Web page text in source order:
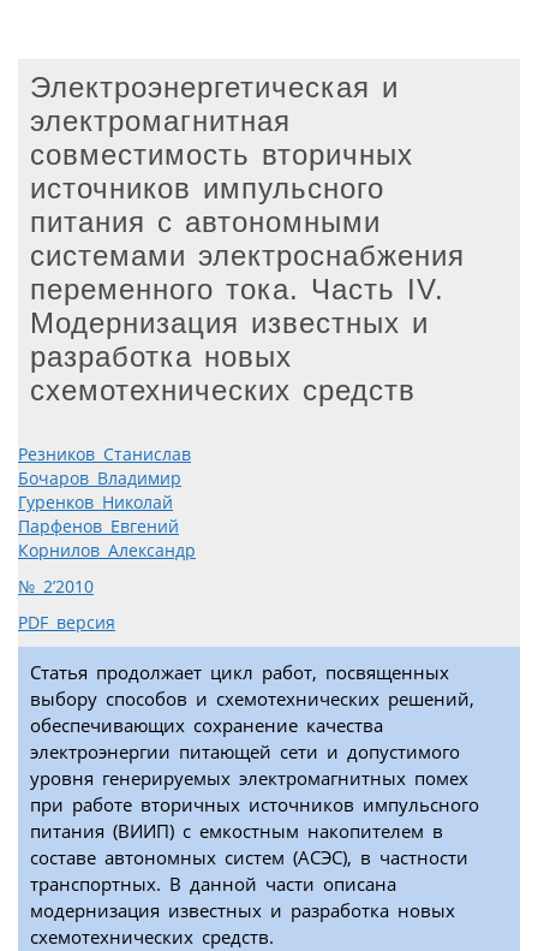
Электроэнергетическая и
электромагнитная
совместимость вторичных
источников импульсного
питания с автономными
системами электроснабжения
переменного тока. Часть IV.
Модернизация известных и
разработка новых
схемотехнических средств
Резников Станислав
Бочаров Владимир
Гуренков Николай
Парфенов Евгений
Корнилов Александр
№ 2’2010
PDF версия
Статья продолжает цикл работ, посвященных
выбору способов и схемотехнических решений,
обеспечивающих сохранение качества
электроэнергии питающей сети и допустимого
уровня генерируемых электромагнитных помех
при работе вторичных источников импульсного
питания (ВИИП) с емкостным накопителем в
составе автономных систем (АСЭС), в частности
транспортных. В данной части описана
модернизация известных и разработка новых
схемотехнических средств.